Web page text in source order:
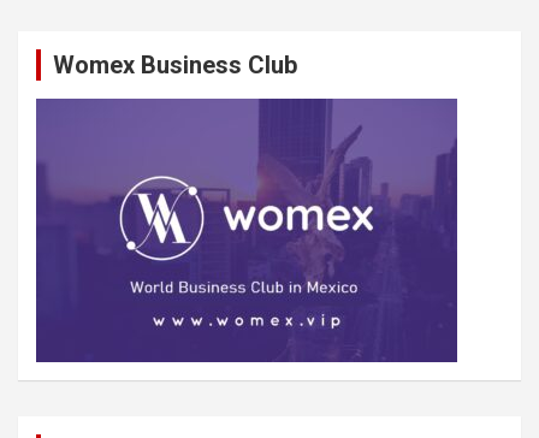
Womex Business Club